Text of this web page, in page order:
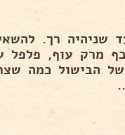
עד שניהיה רך.
מרק עוף, פלפל
הבישול כמה